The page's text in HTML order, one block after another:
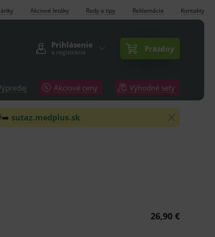
Akciové letáky Rady a tipy Reklamácia Kontakty
Prihlásenie
a registrácia Prázdny
Akciové ceny Výhodné sety
sutaz.medplus.sk